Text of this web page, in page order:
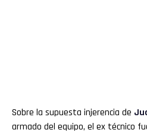
Sobre la supuesta injerencia de
armado del equipo, el ex técnico